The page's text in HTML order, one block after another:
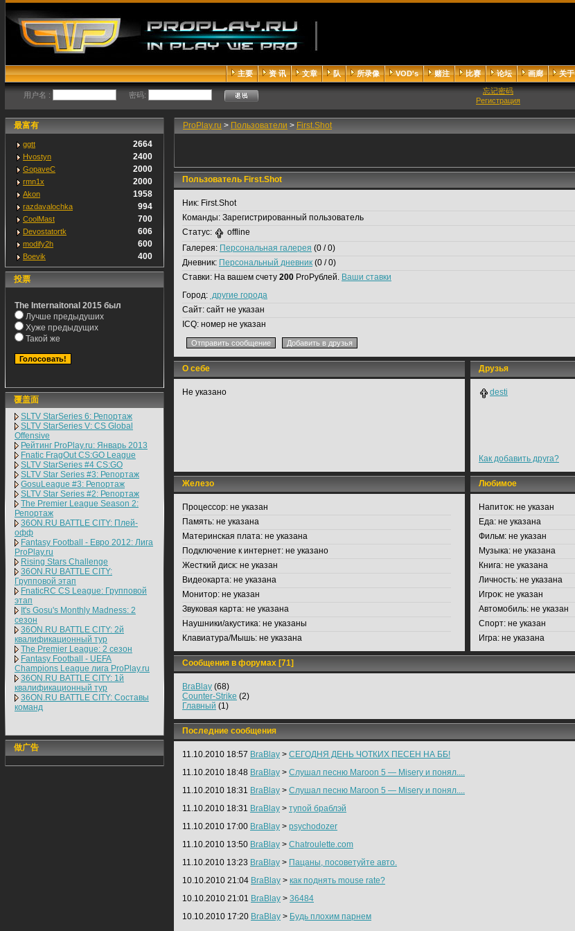
主要 资 讯 文章 队 所录像 VOD's 赌注 比赛 论坛 画廊 关于
用户名 : 密码:
忘记密码
Регистрация
最富有
ggtt 2664
Hvostyn 2400
GopaveC 2000
rmn1x 2000
Akon 1958
razdavalochka 994
CoolMast 700
Devostatortk 606
modify2h 600
Boevik 400
投票
The Internaitonal 2015 был
Лучше предыдуших
Хуже предыдущих
Такой же
覆盖面
SLTV StarSeries 6: Репортаж
SLTV StarSeries V: CS Global
Offensive
Рейтинг ProPlay.ru: Январь 2013
Fnatic FragOut CS:GO League
SLTV StarSeries #4 CS:GO
SLTV Star Series #3: Репортаж
GosuLeague #3: Репортаж
SLTV Star Series #2: Репортаж
The Premier League Season 2:
Репортаж
36ON.RU BATTLE CITY: Плей-
офф
Fantasy Football - Евро 2012: Лига
ProPlay.ru
Rising Stars Challenge
36ON.RU BATTLE CITY:
Групповой этап
FnaticRC CS League: Групповой
этап
It's Gosu's Monthly Madness: 2
сезон
36ON.RU BATTLE CITY: 2й
квалификационный тур
The Premier League: 2 cезон
Fantasy Football - UEFA
Champions League лига ProPlay.ru
36ON.RU BATTLE CITY: 1й
квалификационный тур
36ON.RU BATTLE CITY: Составы
команд
做广告
ProPlay.ru > Пользователи > First.Shot
Пользователь First.Shot
Ник: First.Shot
Команды: Зарегистрированный пользователь
Статус:
offline
Галерея: Персональная галерея (0 / 0)
Дневник: Персональный дневник (0 / 0)
Ставки: На вашем счету 200 ProРублей. Ваши ставки
Город: другие города
Сайт: сайт не указан
ICQ: номер не указан
О себе
Не указано
Друзья
desti
Как добавить друга?
Железо
Процессор: не указан
Память: не указана
Материнская плата: не указана
Подключение к интернет: не указано
Жесткий диск: не указан
Видеокарта: не указана
Монитор: не указан
Звуковая карта: не указана
Наушники/акустика: не указаны
Клавиатура/Мышь: не указана
Любимое
Напиток: не указан
Еда: не указана
Фильм: не указан
Музыка: не указана
Книга: не указана
Личность: не указана
Игрок: не указан
Автомобиль: не указан
Спорт: не указан
Игра: не указана
Сообщения в форумах [71]
BraBlay (68)
Counter-Strike (2)
Главный (1)
Последние сообщения
11.10.2010 18:57 BraBlay > СЕГОДНЯ ДЕНЬ ЧОТКИХ ПЕСЕН НА ББ!
11.10.2010 18:48 BraBlay > Слушал песню Maroon 5 — Misery и понял....
11.10.2010 18:31 BraBlay > Слушал песню Maroon 5 — Misery и понял....
11.10.2010 18:31 BraBlay > тупой браблэй
11.10.2010 17:00 BraBlay > psychodozer
11.10.2010 13:50 BraBlay > Chatroulette.com
11.10.2010 13:23 BraBlay > Пацаны, посоветуйте авто.
10.10.2010 21:04 BraBlay > как поднять mouse rate?
10.10.2010 21:01 BraBlay > 36484
10.10.2010 17:20 BraBlay > Будь плохим парнем